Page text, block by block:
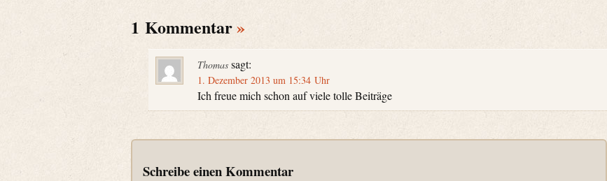
1 Kommentar»
Thomas sagt:
1. Dezember 2013 um 15:34 Uhr
Ich freue mich schon auf viele tolle Beiträge
Schreibe einen Kommentar